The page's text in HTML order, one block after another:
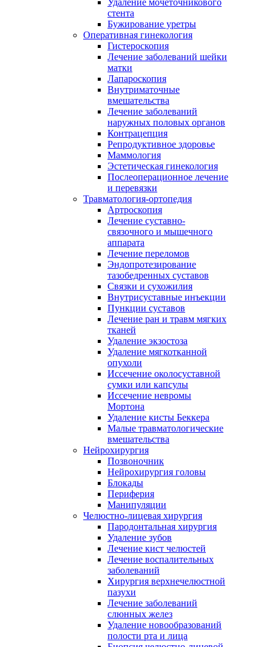
Удаление мочеточникового
стента
Бужирование уретры
Оперативная гинекология
Гистероскопия
Лечение заболеваний шейки
матки
Лапароскопия
Внутриматочные
вмешательства
Лечение заболеваний
наружных половых органов
Контрацепция
Репродуктивное здоровье
Маммология
Эстетическая гинекология
Послеоперационное лечение
и перевязки
Травматология-ортопедия
Артроскопия
Лечение суставно-
связочного и мышечного
аппарата
Лечение переломов
Эндопротезирование
тазобедренных суставов
Связки и сухожилия
Внутрисуставные инъекции
Пункции суставов
Лечение ран и травм мягких
тканей
Удаление экзостоза
Удаление мягкотканной
опухоли
Иссечение околосуставной
сумки или капсулы
Иссечение невромы
Мортона
Удаление кисты Беккера
Малые травматологические
вмешательства
Нейрохирургия
Позвоночник
Нейрохирургия головы
Блокады
Периферия
Манипуляции
Челюстно-лицевая хирургия
Пародонтальная хирургия
Удаление зубов
Лечение кист челюстей
Лечение воспалительных
заболеваний
Хирургия верхнечелюстной
пазухи
Лечение заболеваний
слюнных желез
Удаление новообразований
полости рта и лица